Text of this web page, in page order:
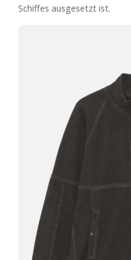
Schiffes ausgesetzt ist.